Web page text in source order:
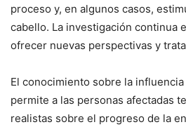
proceso y, en algunos casos,
cabello. La investigación continua
ofrecer nuevas perspectivas y
El conocimiento sobre la
permite a las personas afectadas
realistas sobre el progreso de la